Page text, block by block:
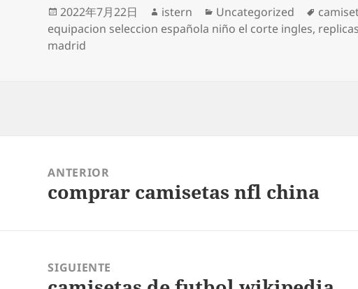
Publicado
el
2022年7月22日 Autor
istern Categorías
Uncategorized
equipacion seleccion española niño el corte ingles,
madrid
entradas
ANTERIOR
Entrada
comprar camisetas nfl china
SIGUIENTE
Entrada